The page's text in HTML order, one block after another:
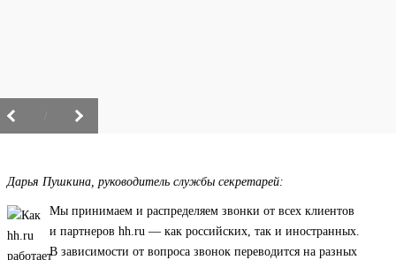
Дарья Пушкина, руководитель службы секретарей:
Мы принимаем и распределяем звонки от всех клиентов
и партнеров hh.ru — как российских, так и иностранных.
В зависимости от вопроса звонок переводится на разных